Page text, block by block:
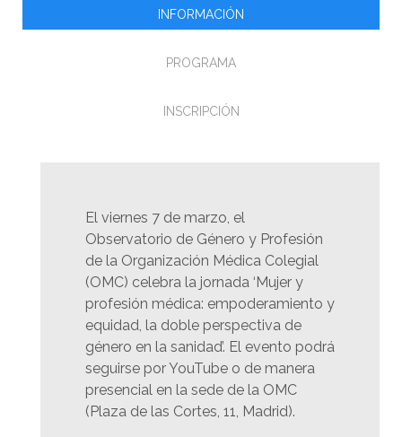
INFORMACIÓN
PROGRAMA
INSCRIPCIÓN
El viernes 7 de marzo, el
Observatorio de Género y Profesión
de la Organización Médica Colegial
(OMC) celebra la jornada ‘Mujer y
profesión médica: empoderamiento y
equidad, la doble perspectiva de
género en la sanidad’. El evento podrá
seguirse por YouTube o de manera
presencial en la sede de la OMC
(Plaza de las Cortes, 11, Madrid).